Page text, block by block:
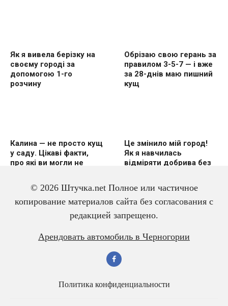
Як я вивела берізку на
своєму городі за
допомогою 1-го
розчину
Обрізаю свою герань за
правилом 3-5-7 — і вже
за 28-днів маю пишний
кущ
Калина — не просто кущ
у саду. Цікаві факти,
про які ви могли не
Це змінило мій город!
Як я навчилась
відміряти добрива без
3 дешевих підгодівлі в
червні — і перець
Чому гірчиця — це
справжній скарб для
© 2026 Штучка.net Полное или частичное
копирование материалов сайта без согласования с
редакцией запрещено.
Арендовать автомобиль в Черногории
Политика конфиденциальности